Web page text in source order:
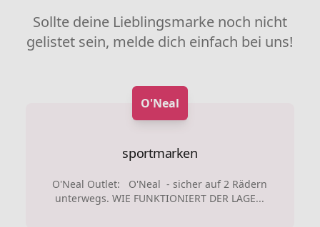
Sollte deine Lieblingsmarke noch nicht
gelistet sein, melde dich einfach bei uns!
O'Neal
sportmarken
O'Neal Outlet: O'Neal - sicher auf 2 Rädern
unterwegs. WIE FUNKTIONIERT DER LAGE...